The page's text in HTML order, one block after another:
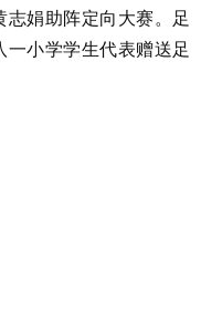
娟助阵定向大赛。足
小学学生代表赠送足